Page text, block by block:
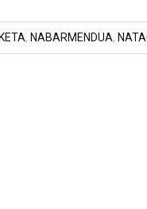
, NABARMENDUA,